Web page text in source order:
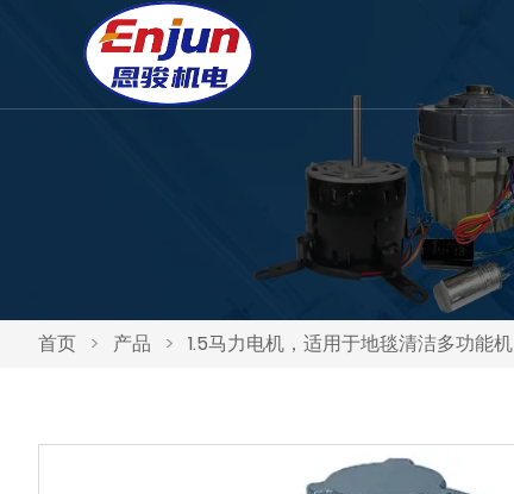
首页 > 产品 > 1.5马力电机，适用于地毯清洁多功能机